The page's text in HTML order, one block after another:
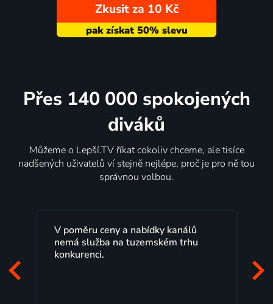
Zkusit za 10 Kč
Přes 140 000 spokojených
diváků
Můžeme o Lepší.TV říkat cokoliv chceme, ale tisíce
nadšených uživatelů ví stejně nejlépe, proč je pro ně tou
správnou volbou.
V poměru ceny a nabídky kanálů
nemá služba na tuzemském trhu
konkurenci.